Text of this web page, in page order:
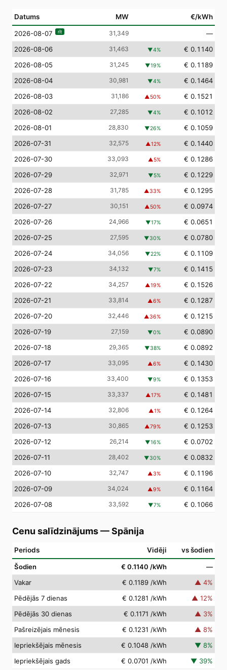
Datums MW €/kWh
2026-08-07 rīt 31,349
—
2026-08-06
31,463 ▼4%
€ 0.1140
2026-08-05
31,245 ▼19%
€ 0.1189
2026-08-04
30,981 ▼4%
€ 0.1464
2026-08-03
31,186 ▲50%
€ 0.1521
2026-08-02
27,285 ▼4%
€ 0.1012
2026-08-01
28,830 ▼26%
€ 0.1059
2026-07-31
32,575 ▲12%
€ 0.1440
2026-07-30
33,093 ▲5%
€ 0.1286
2026-07-29
32,971 ▼5%
€ 0.1229
2026-07-28
31,785 ▲33%
€ 0.1295
2026-07-27
30,151 ▲50%
€ 0.0974
2026-07-26
24,966 ▼17%
€ 0.0651
2026-07-25
27,595 ▼30%
€ 0.0780
2026-07-24
34,056 ▼22%
€ 0.1109
2026-07-23
34,132 ▼7%
€ 0.1415
2026-07-22
34,257 ▲19%
€ 0.1526
2026-07-21
33,814 ▲6%
€ 0.1287
2026-07-20
32,446 ▲36%
€ 0.1215
2026-07-19
27,159 ▼0%
€ 0.0890
2026-07-18
29,365 ▼38%
€ 0.0892
2026-07-17
33,095 ▲6%
€ 0.1430
2026-07-16
33,400 ▼9%
€ 0.1353
2026-07-15
33,337 ▲17%
€ 0.1481
2026-07-14
32,806 ▲1%
€ 0.1264
2026-07-13
30,865 ▲79%
€ 0.1253
2026-07-12
26,214 ▼16%
€ 0.0702
2026-07-11
28,402 ▼30%
€ 0.0832
2026-07-10
32,747 ▲3%
€ 0.1196
2026-07-09
34,024 ▲9%
€ 0.1164
2026-07-08
33,592 ▼7% € 0.1066
Cenu salīdzinājums—Spānija
Periods Vidēji vs šodien
Šodien € 0.1140 /kWh
—
Vakar
€ 0.1189 /kWh ▲ 4%
Pēdējās 7 dienas
€ 0.1281 /kWh ▲ 12%
Pēdējās 30 dienas
€ 0.1171 /kWh ▲ 3%
Pašreizējais mēnesis
€ 0.1231 /kWh ▲ 8%
Iepriekšējais mēnesis
€ 0.1048 /kWh ▼ 8%
Iepriekšējais gads
€ 0.0701 /kWh ▼ 39%